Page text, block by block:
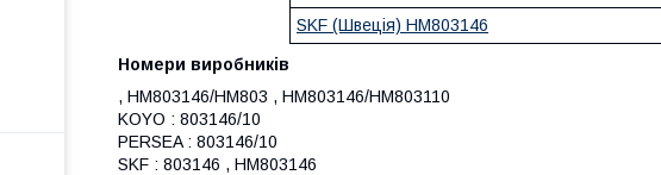
SKF (Швеція) HM803146
Номери виробників
, HM803146/HM803 , HM803146/HM803110
KOYO : 803146/10
PERSEA : 803146/10
SKF : 803146 , HM803146